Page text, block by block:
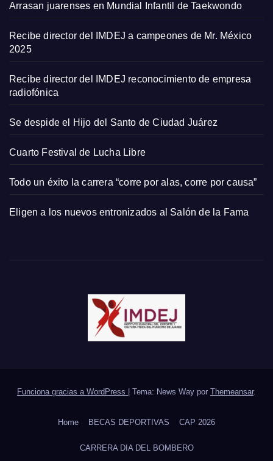
Arrasan juarenses en Mundial Infantil de Taekwondo
Recibe director del IMDEJ a campeones de Mr. México
2025
Recibe director del IMDEJ reconocimiento de empresa
radiofónica
Se despide el Hijo del Santo de Ciudad Juárez
Cuarto Festival de Lucha Libre
Todo un éxito la carrera “corre por alas, corre por causa”
Eligen a los nuevos entronizados al Salón de la Fama
Funciona gracias a WordPress | Tema: News Way por Themeansar.
Home BECAS DEPORTIVAS CAP 2026
CARRERA DIA DEL BOMBERO